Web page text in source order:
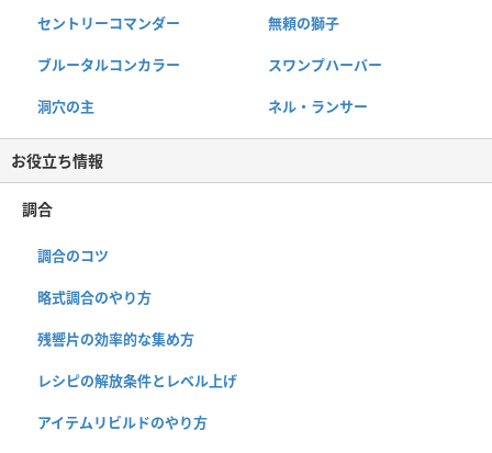
セントリーコマンダー 無頼の獅子
ブルータルコンカラー スワンプハーバー
洞穴の主 ネル・ランサー
お役立ち情報
調合
調合のコツ
略式調合のやり方
残響片の効率的な集め方
レシピの解放条件とレベル上げ
アイテムリビルドのやり方